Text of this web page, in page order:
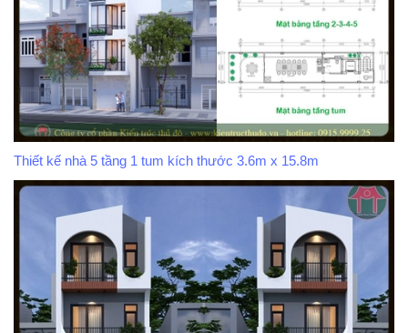
Thiết kế nhà 5 tầng 1 tum kích thước 3.6m x 15.8m